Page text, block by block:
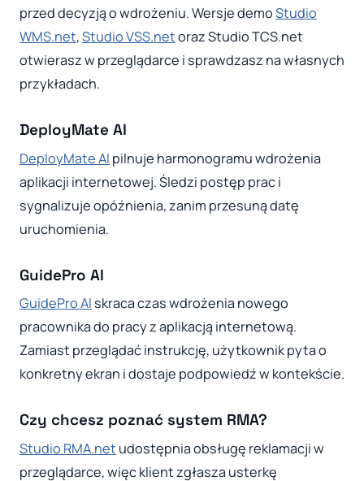
przed decyzją o wdrożeniu. Wersje demoStudio
WMS.net,Studio VSS.netoraz Studio TCS.net
otwierasz w przeglądarce i sprawdzasz na własnych
przykładach.
DeployMate AI
DeployMate AI pilnuje harmonogramu wdrożenia
aplikacji internetowej. Śledzi postęp prac i
sygnalizuje opóźnienia, zanim przesuną datę
uruchomienia.
GuidePro AI
GuidePro AI skraca czas wdrożenia nowego
pracownika do pracy z aplikacją internetową.
Zamiast przeglądać instrukcję, użytkownik pyta o
konkretny ekran i dostaje podpowiedź w kontekście.
Czy chcesz poznać system RMA?
Studio RMA.net udostępnia obsługę reklamacji w
przeglądarce, więc klient zgłasza usterkę